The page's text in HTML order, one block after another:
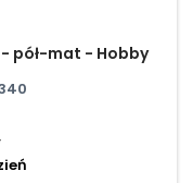
- pół-mat - Hobby